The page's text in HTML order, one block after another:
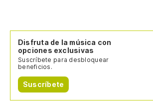
Disfruta de la música con
opciones exclusivas
Suscríbete para desbloquear
beneficios.
Suscríbete